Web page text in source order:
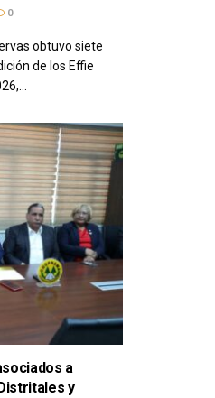
0
obtuvo siete
de los Effie
a
y